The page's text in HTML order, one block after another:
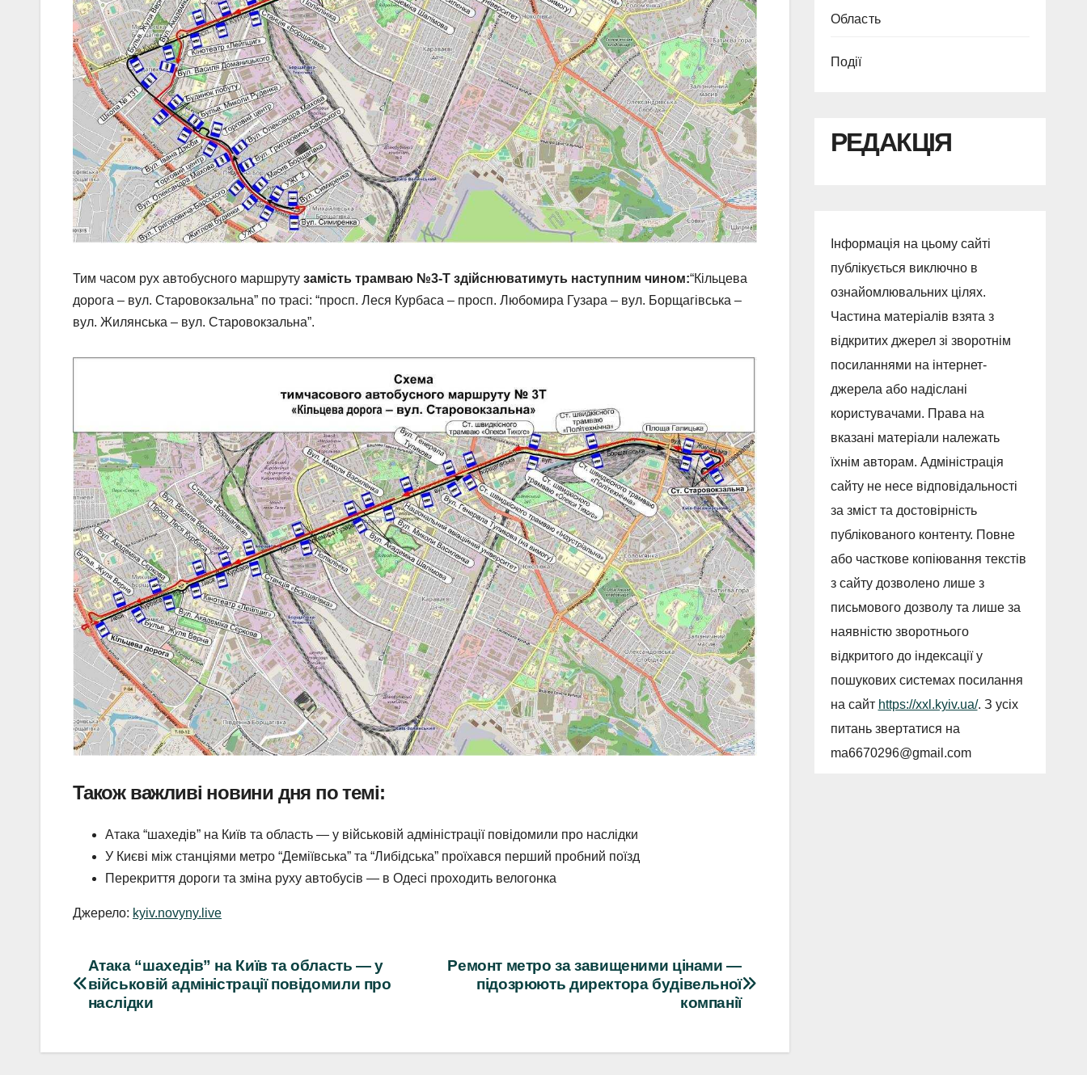
Тим часом рух автобусного маршруту замість трамваю №3-Т здійснюватимуть наступним чином:“Кільцева
дорога – вул. Старовокзальна” по трасі: “просп. Леся Курбаса – просп. Любомира Гузара – вул. Борщагівська –
вул. Жилянська – вул. Старовокзальна”.
Також важливі новини дня по темі:
Атака “шахедів” на Київ та область — у військовій адміністрації повідомили про наслідки
У Києві між станціями метро “Деміївська” та “Либідська” проїхався перший пробний поїзд
Перекриття дороги та зміна руху автобусів — в Одесі проходить велогонка
Джерело: kyiv.novyny.live
Навігація
записів
Ремонт метро за завищеними цінами —
підозрюють директора будівельної
компанії
Атака “шахедів” на Київ та область — у
військовій адміністрації повідомили про
наслідки
Область
Події
РЕДАКЦІЯ
Інформація на цьому сайті
публікується виключно в
ознайомлювальних цілях.
Частина матеріалів взята з
відкритих джерел зі зворотнім
посиланнями на інтернет-
джерела або надіслані
користувачами. Права на
вказані матеріали належать
їхнім авторам. Адміністрація
сайту не несе відповідальності
за зміст та достовірність
публікованого контенту. Повне
або часткове копіювання текстів
з сайту дозволено лише з
письмового дозволу та лише за
наявністю зворотнього
відкритого до індексації у
пошукових системах посилання
на сайт https://xxl.kyiv.ua/. З усіх
питань звертатися на
ma6670296@gmail.com